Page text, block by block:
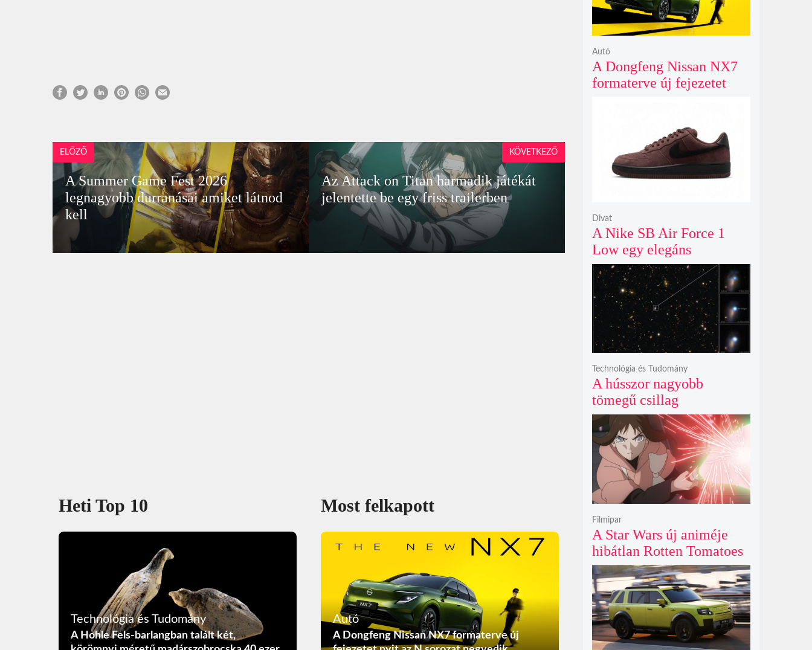
ELŐZŐ
A Summer Game Fest 2026
legnagyobb durranásai amiket látnod
kell
Az Attack on Titan harmadik játékát
jelentette be egy friss trailerben
KÖVETKEZŐ
Heti Top 10
Technológia és Tudomány
A Hohle Fels-barlangban talált két,
Most felkapott
Autó
A Dongfeng Nissan NX7 formaterve új
A Dongfeng Nissan NX7
formaterve új fejezetet
Autó
A Nike SB Air Force 1
Low egy elegáns
világosbarna
színváltozatban bukkant
fel újra
Divat
A hússzor nagyobb
tömegű csillag
szupernóvájának rejtélyes
első fényét gamma-kitörés
nélkül kapták lencsevégre
a Föld obszervatóriumai
Technológia és Tudomány
A Star Wars új animéje
hibátlan Rotten Tomatoes
értékeléssel bizonyítja
nincs szükség a
nagyvászonra
Filmipar